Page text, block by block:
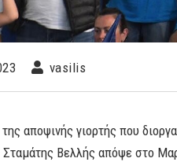
vasilis
αποψινής γιορτής που
Βελλής απόψε στο